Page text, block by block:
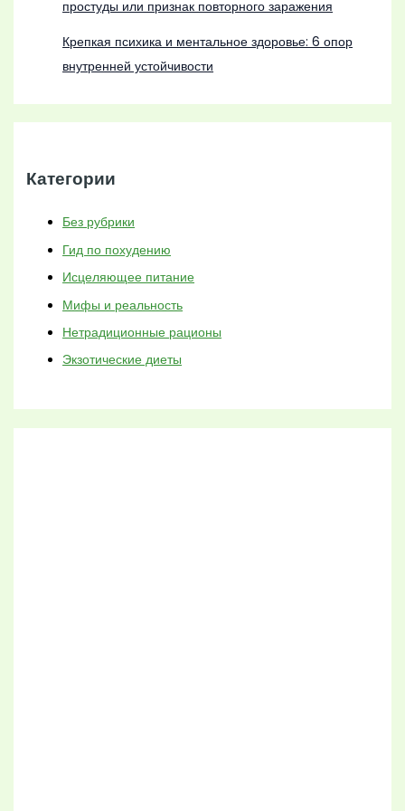
простуды или признак повторного заражения
Крепкая психика и ментальное здоровье: 6 опор
внутренней устойчивости
Категории
Без рубрики
Гид по похудению
Исцеляющее питание
Мифы и реальность
Нетрадиционные рационы
Экзотические диеты